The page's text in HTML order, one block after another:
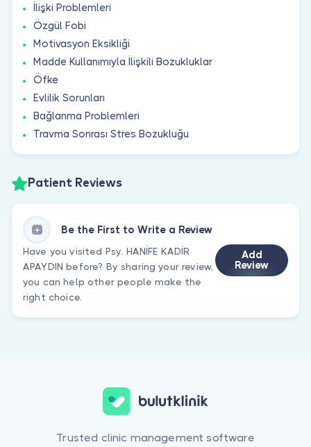
İlişki Problemleri
Özgül Fobi
Motivasyon Eksikliği
Madde Kullanımıyla İlişkili Bozukluklar
Öfke
Evlilik Sorunları
Bağlanma Problemleri
Travma Sonrası Stres Bozukluğu
Patient Reviews
Be the First to Write a Review
Have you visited Psy. HANİFE KADİR
APAYDIN before? By sharing your review,
you can help other people make the
right choice.
Add
Review
Trusted clinic management software